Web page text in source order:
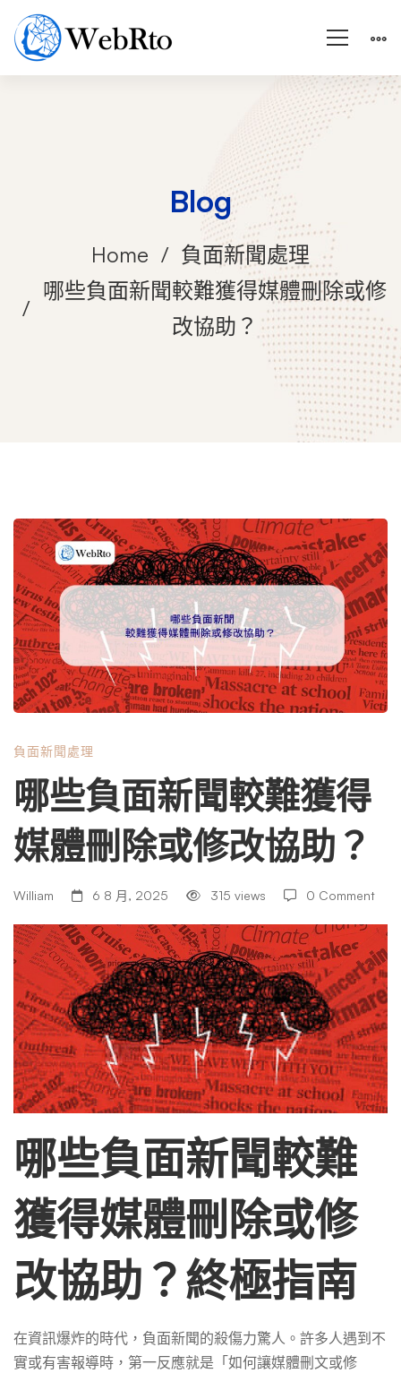
Blog
Home
負面新聞處理
哪些負面新聞較難獲得媒體刪除或修
改協助？
哪
些
負
面
新
聞
較
難
獲
得
媒
體
刪
除
負面新聞處理
哪些負面新聞較難獲得
媒體刪除或修改協助？
William 6 8 月, 2025 315 views 0 Comment
哪些負面新聞較難
獲得媒體刪除或修
改協助？終極指南
在資訊爆炸的時代，負面新聞的殺傷力驚人。許多人遇到不
實或有害報導時，第一反應就是「如何讓媒體刪文或修